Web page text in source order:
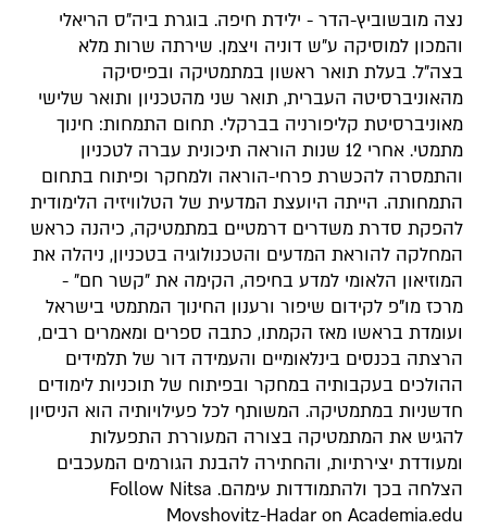
נצה מובשוביץ-הדר - ילידת חיפה. בוגרת ביה"ס הריאלי
והמכון למוסיקה ע"ש דוניה ויצמן. שירתה שרות מלא
בצה"ל. בעלת תואר ראשון במתמטיקה ובפיסיקה
מהאוניברסיטה העברית, תואר שני מהטכניון ותואר שלישי
מאוניברסיטת קליפורניה בברקלי. תחום התמחות: חינוך
מתמטי. אחרי 12 שנות הוראה תיכונית עברה לטכניון
והתמסרה להכשרת פרחי-הוראה ולמחקר ופיתוח בתחום
התמחותה. הייתה היועצת המדעית של הטלוויזיה הלימודית
להפקת סדרת משדרים דרמטיים במתמטיקה, כיהנה כראש
המחלקה להוראת המדעים והטכנולוגיה בטכניון, ניהלה את
המוזיאון הלאומי למדע בחיפה, הקימה את "קשר חם" -
מרכז מו"פ לקידום שיפור ורענון החינוך המתמטי בישראל
ועומדת בראשו מאז הקמתו, כתבה ספרים ומאמרים רבים,
הרצתה בכנסים בינלאומיים והעמידה דור של תלמידים
ההולכים בעקבותיה במחקר ובפיתוח של תוכניות לימודים
חדשניות במתמטיקה. המשותף לכל פעילויותיה הוא הניסיון
להגיש את המתמטיקה בצורה המעוררת התפעלות
ומעודדת יצירתיות, והחתירה להבנת הגורמים המעכבים
הצלחה בכך ולהתמודדות עימהם. Follow Nitsa
Movshovitz-Hadar on Academia.edu